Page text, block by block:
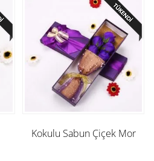
Kokulu Sabun Çiçek Mor